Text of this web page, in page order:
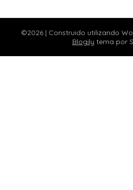
©2026 | Construido utilizando
Blogily tema por